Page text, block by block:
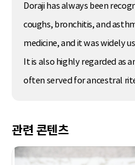
Doraji has always been
coughs, bronchitis, and
medicine, and it was widely
It is also highly regarded as
often served for ancestral
관련 콘텐츠